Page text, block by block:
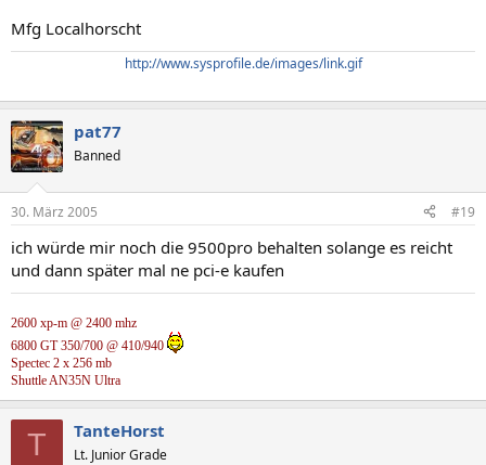
Mfg Localhorscht
http://www.sysprofile.de/images/link.gif
pat77
Banned
30. März 2005 #19
ich würde mir noch die 9500pro behalten solange es reicht
und dann später mal ne pci-e kaufen
2600 xp-m @ 2400 mhz
6800 GT 350/700 @ 410/940
Spectec 2 x 256 mb
Shuttle AN35N Ultra
T TanteHorst
Lt. Junior Grade